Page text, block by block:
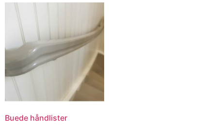
Buede håndlister